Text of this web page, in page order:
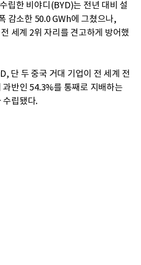
립한 비야디(BYD)는 전년 대비 설
감소한 50.0 GWh에 그쳤으나,
세계 2위 자리를 견고하게 방어했
단 두 중국 거대 기업이 전 세계 전
과반인 54.3%를 통째로 지배하는
수립됐다.